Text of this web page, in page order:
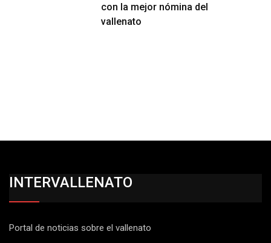
con la mejor nómina del
vallenato
INTERVALLENATO
Portal de noticias sobre el vallenato